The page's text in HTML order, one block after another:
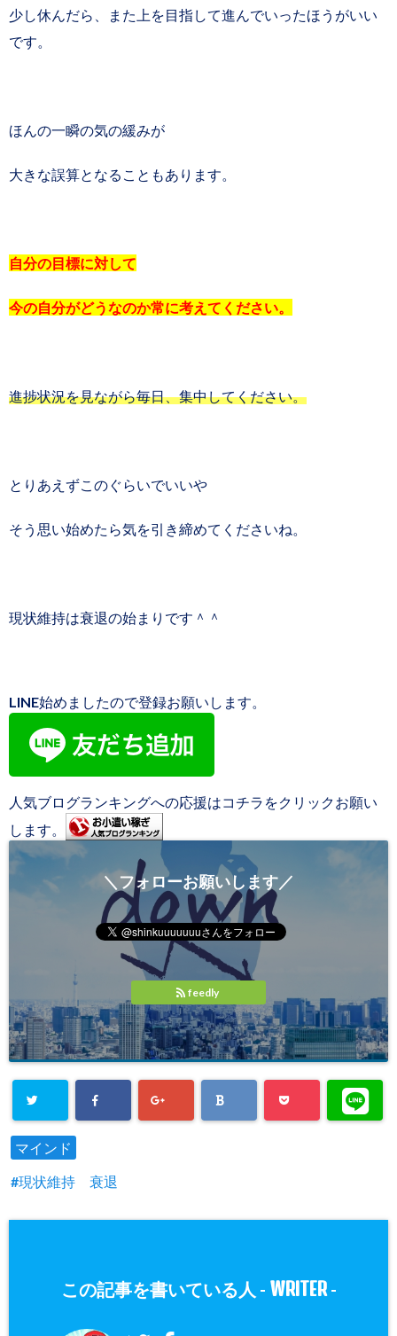
少し休んだら、また上を目指して進んでいったほうがいい
です。
ほんの一瞬の気の緩みが
大きな誤算となることもあります。
自分の目標に対して
今の自分がどうなのか常に考えてください。
進捗状況を見ながら毎日、集中してください。
とりあえずこのぐらいでいいや
そう思い始めたら気を引き締めてくださいね。
現状維持は衰退の始まりです＾＾
LINE始めましたので登録お願いします。
人気ブログランキングへの応援はコチラをクリックお願い
します。
＼フォローお願いします／
feedly
マインド
現状維持 衰退
この記事を書いている人 - WRITER-